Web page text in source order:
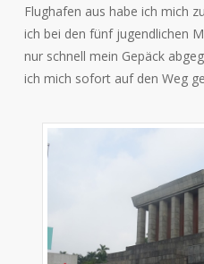
Flughafen aus habe ich mich
ich bei den fünf jugendlichen
nur schnell mein Gepäck
ich mich sofort auf den Weg